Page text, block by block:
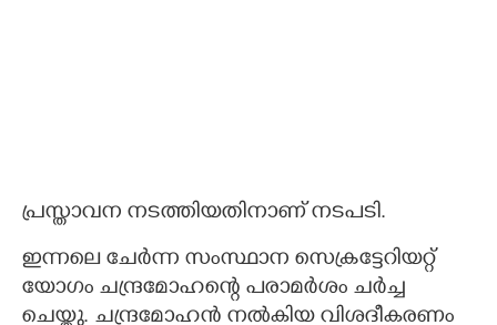
പ്രസ്താവന നടത്തിയതിനാണ് നടപടി.
ഇന്നലെ ചേർന്ന സംസ്ഥാന സെക്രട്ടേറിയറ്റ്
യോഗം ചന്ദ്രമോഹന്റെ പരാമർശം ചർച്ച
ചെയ്തു. ചന്ദ്രമോഹൻ നൽകിയ വിശദീകരണം